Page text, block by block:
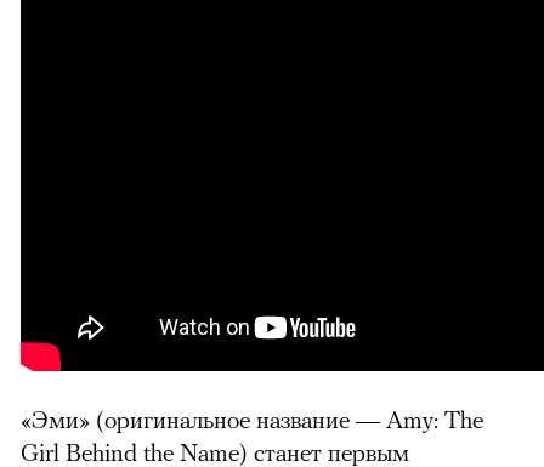
«Эми» (оригинальное название—Amy: The
Girl Behind the Name) станет первым